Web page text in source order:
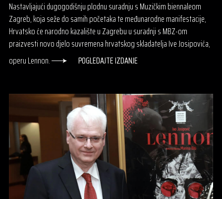
Nastavljajući dugogodišnju plodnu suradnju s Muzičkim biennaleom
Zagreb, koja seže do samih početaka te međunarodne manifestacije,
Hrvatsko će narodno kazalište u Zagrebu u suradnji s MBZ-om
praizvesti novo djelo suvremena hrvatskog skladatelja Ive Josipovića,
operu Lennon.
POGLEDAJTE IZDANJE